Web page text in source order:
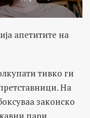
апетитите на
тивко ги
На
законско
пари.